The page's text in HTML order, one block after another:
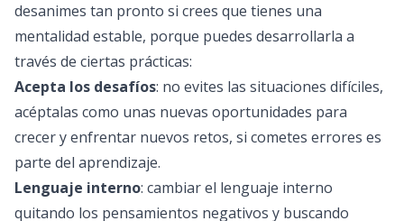
desanimes tan pronto si crees que tienes una
mentalidad estable, porque puedes desarrollarla a
través de ciertas prácticas:
Acepta los desafíos: no evites las situaciones difíciles,
acéptalas como unas nuevas oportunidades para
crecer y enfrentar nuevos retos, si cometes errores es
parte del aprendizaje.
Lenguaje interno: cambiar el lenguaje interno
quitando los pensamientos negativos y buscando